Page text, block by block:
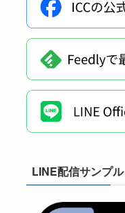
LINE配信サンプル